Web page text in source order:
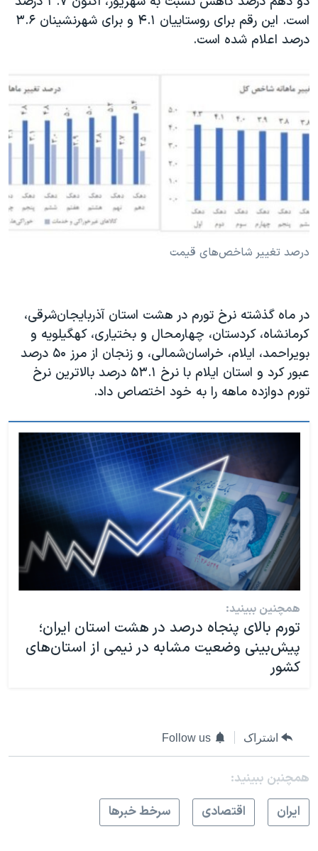
است. این رقم برای روستاییان ۴.۱ و برای شهرنشینان ۳.۶
درصد اعلام شده است.
درصد تغییر شاخص‌های قیمت
در ماه گذشته نرخ تورم در هشت استان آذربایجان‌شرقی،
کرمانشاه، کردستان، چهارمحال و بختیاری، کهگیلویه و
بویراحمد، ایلام، خراسان‌شمالی، و زنجان از مرز ۵۰ درصد
عبور کرد و استان ایلام با نرخ ۵۳.۱ درصد بالاترین نرخ
تورم دوازده‌ ماهه را به خود اختصاص داد.
همچنین ببینید:
تورم بالای پنجاه درصد در هشت استان ایران؛
پیش‌بینی وضعیت مشابه در نیمی‌ از استان‌های
کشور
اشتراک Follow us
همچنبن ببینید:
ايران
اقتصادی سرخط خبرها